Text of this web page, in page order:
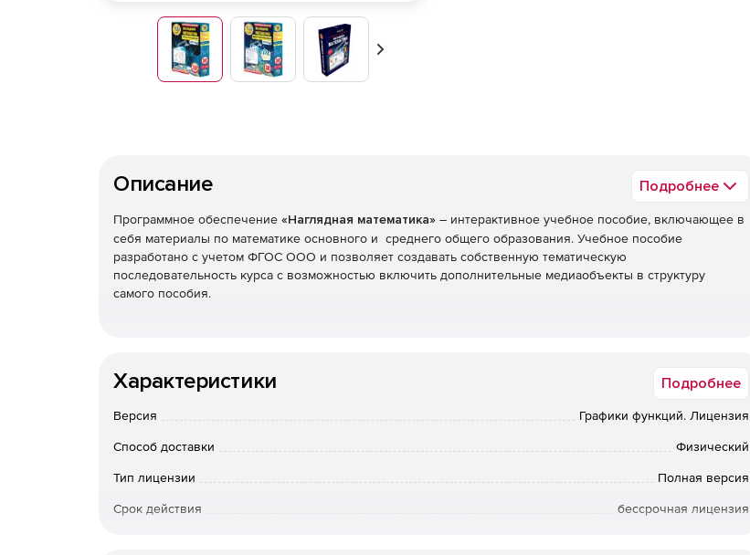
Вперед
Описание Подробнее
Программное обеспечение «Наглядная математика» – интерактивное учебное пособие, включающее в
себя материалы по математике основного и среднего общего образования. Учебное пособие
разработано с учетом ФГОС ООО и позволяет создавать собственную тематическую
последовательность курса с возможностью включить дополнительные медиаобъекты в структуру
самого пособия.
Характеристики Подробнее
Версия Графики функций. Лицензия
Способ доставки Физический
Тип лицензии Полная версия
Срок действия бессрочная лицензия